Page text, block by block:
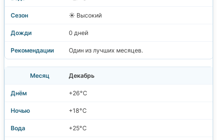
☀️ Высокий
0 дней
Один из лучших месяцев.
Декабрь
+26°C
+18°C
+25°C